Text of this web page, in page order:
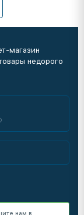
магазин
недорого
нам в